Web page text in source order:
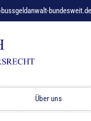
bundesweit.de
Über uns